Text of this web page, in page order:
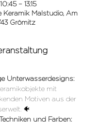
– 13:15
Keramik Malstudio, Am
Grömitz
Unterwasserdesigns:
mit
Motiven aus der
🐠
und Farben: